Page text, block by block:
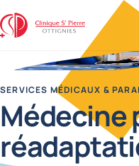
Clinique Saint-Pierre
SERVICES MÉDICAUX &
Médecine